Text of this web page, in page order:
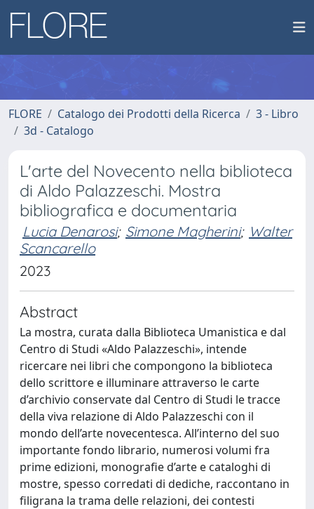
FLORE Catalogo dei Prodotti della Ricerca
3 - Libro
3d - Catalogo
L'arte del Novecento nella biblioteca
di Aldo Palazzeschi. Mostra
bibliografica e documentaria
Lucia Denarosi; Simone Magherini; Walter
Scancarello
2023
Abstract
La mostra, curata dalla Biblioteca Umanistica e dal
Centro di Studi «Aldo Palazzeschi», intende
ricercare nei libri che compongono la biblioteca
dello scrittore e illuminare attraverso le carte
d’archivio conservate dal Centro di Studi le tracce
della viva relazione di Aldo Palazzeschi con il
mondo dell’arte novecentesca. All’interno del suo
importante fondo librario, numerosi volumi fra
prime edizioni, monografie d’arte e cataloghi di
mostre, spesso corredati di dediche, raccontano in
filigrana la trama delle relazioni, dei contesti